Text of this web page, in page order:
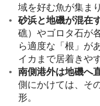
域を好む魚が集ま
砂浜と地磯が混在
礁）やゴロタ石が
ら適度な「根」が
イカまで居着きや
南側港外は地磯へ
側にかけては、そ
形。